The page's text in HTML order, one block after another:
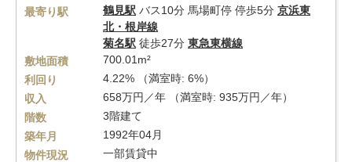
最寄り駅
鶴見駅 バス10分 馬場町停 停歩5分 京浜東
北・根岸線
菊名駅 徒歩27分 東急東横線
敷地面積
700.01m²
利回り
4.22% （満室時: 6%）
収入
658万円／年 （満室時: 935万円／年）
階数
3階建て
築年月
1992年04月
物件現況
一部賃貸中